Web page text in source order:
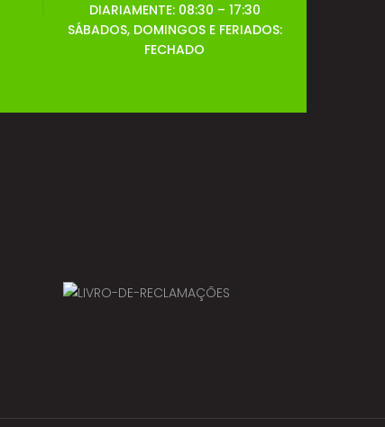
DIARIAMENTE: 08:30 – 17:30
SÁBADOS, DOMINGOS E FERIADOS:
FECHADO